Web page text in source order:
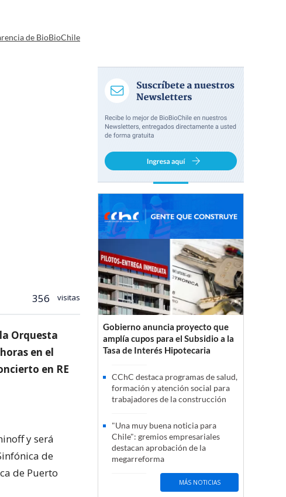
de BioBioChile
356 visitas
Orquesta
en el
en RE
y será
de
de Puerto
Gobierno anuncia proyecto que
amplía cupos para el Subsidio a la
Tasa de Interés Hipotecaria
CChC destaca programas de salud,
formación y atención social para
trabajadores de la construcción
"Una muy buena noticia para
Chile": gremios empresariales
destacan aprobación de la
megarreforma
MÁS NOTICIAS